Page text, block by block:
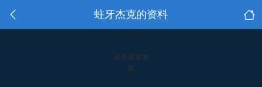
蛀牙杰克的资料
点击重新加
载